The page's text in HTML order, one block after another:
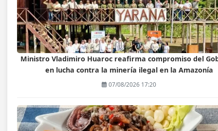
Ministro Vladimiro Huaroc reafirma compromiso del
en lucha contra la minería ilegal en la Amazonía
07/08/2026 17:20